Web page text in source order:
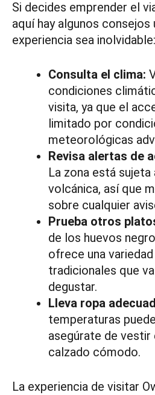
Si decides emprender el
aquí hay algunos
experiencia sea inolvidable:
Consulta el clima:
condiciones
visita, ya que el
limitado por
meteorológicas
Revisa alertas de
La zona está sujeta
volcánica, así que
sobre cualquier
Prueba otros
de los huevos
ofrece una
tradicionales que
degustar.
Lleva ropa
temperaturas
asegúrate de vestir
calzado cómodo.
La experiencia de visitar